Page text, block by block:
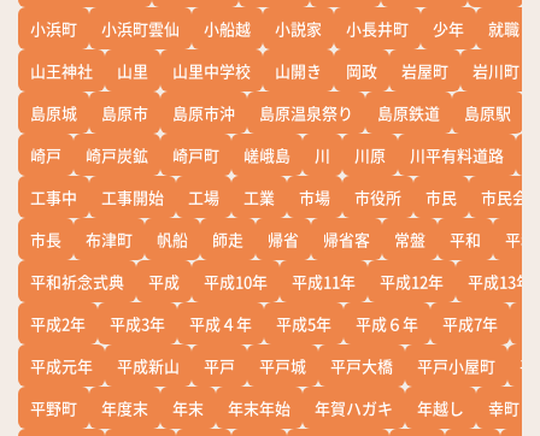
小浜町 小浜町雲仙 小船越 小説家 小長井町 少年
就職
山王神社
山里 山里中学校 山開き 岡政 岩屋町
岩川町
島原城
島原市 島原市沖 島原温泉祭り 島原鉄道 島原駅
崎戸
崎戸炭鉱 崎戸町 嵯峨島 川 川原 川平有料道路
工事中
工事開始 工場 工業 市場 市役所 市民
市民会
市長
布津町 帆船 師走 帰省 帰省客 常盤 平和
平
平和祈念式典
平成 平成10年 平成11年 平成12年
平成13年
平成2年
平成3年 平成４年 平成5年 平成６年 平成7年
平成元年
平成新山 平戸 平戸城 平戸大橋 平戸小屋町
平
平野町
年度末 年末 年末年始 年賀ハガキ 年越し
幸町